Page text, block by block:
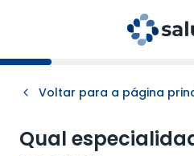
Voltar para a página
Qual